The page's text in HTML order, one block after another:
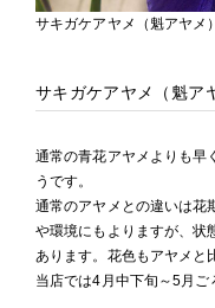
サキガケアヤメ（魁アヤメ）
サキガケアヤメ（魁ア
通常の青花アヤメよりも早
うです。
通常のアヤメとの違いは花
や環境にもよりますが、状
あります。花色もアヤメと
当店では4月中下旬～5月ご